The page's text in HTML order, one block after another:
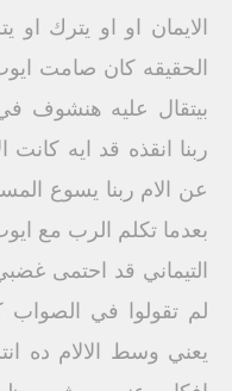
الايمان او او يترك او
الحقيقه كان صامت
بيتقال عليه هنشوف في
ربنا انقذه قد ايه كانت
عن الام ربنا يسوع
بعدما تكلم الرب مع
التيماني قد احتمى
يعني وسط الالام ده